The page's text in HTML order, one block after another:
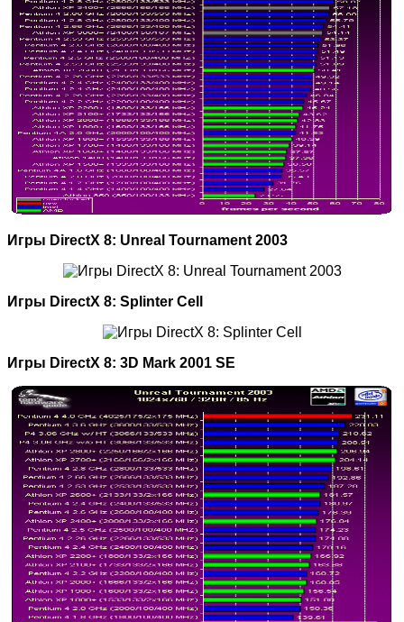
Игры DirectX 8: Unreal Tournament 2003
Игры DirectX 8: Splinter Cell
Игры DirectX 8: 3D Mark 2001 SE